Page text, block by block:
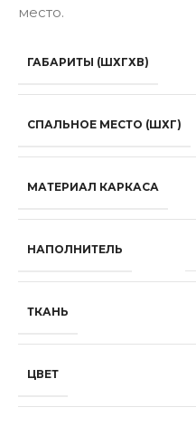
место.
ГАБАРИТЫ (ШХГХВ)
СПАЛЬНОЕ МЕСТО (ШХГ)
МАТЕРИАЛ КАРКАСА
НАПОЛНИТЕЛЬ
ТКАНЬ
ЦВЕТ